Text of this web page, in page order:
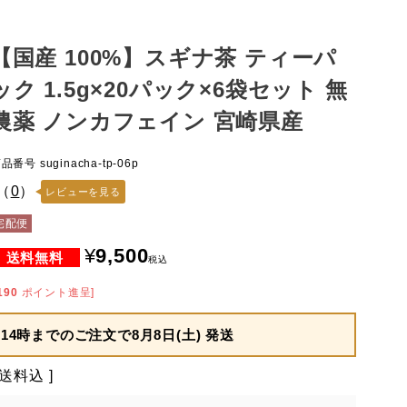
国産 100%】スギナ茶 ティーパ
ク 1.5g×20パック×6袋セット 無
薬 ノンカフェイン 宮崎県産
番号 suginacha-tp-06p
0） レビューを見る
配便
¥9,500税込
ポイント進呈]
14時までのご注文で8月8日(土) 発送
料込